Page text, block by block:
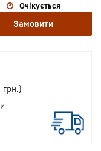
Очікується
Замовити
грн.)